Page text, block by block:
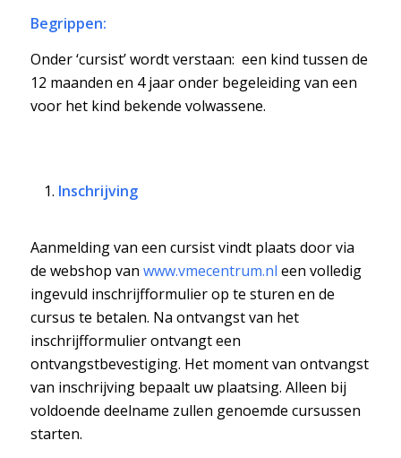
Begrippen:
Onder ‘cursist’ wordt verstaan: een kind tussen de
12 maanden en 4 jaar onder begeleiding van een
voor het kind bekende volwassene.
Inschrijving
Aanmelding van een cursist vindt plaats door via
de webshop van www.vmecentrum.nl een volledig
ingevuld inschrijfformulier op te sturen en de
cursus te betalen. Na ontvangst van het
inschrijfformulier ontvangt een
ontvangstbevestiging. Het moment van ontvangst
van inschrijving bepaalt uw plaatsing. Alleen bij
voldoende deelname zullen genoemde cursussen
starten.